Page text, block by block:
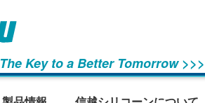
The Key to a Better Tomorrow >>>